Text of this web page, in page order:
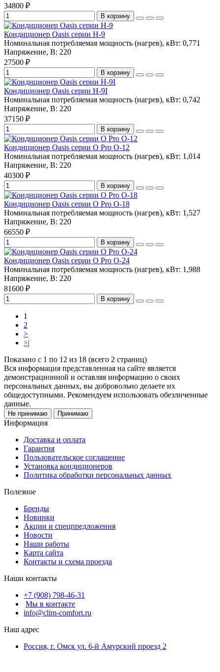
34800 ₽
В корзину
Кондиционер Oasis серии H-9
Номинальная потребляемая мощность (нагрев), кВт: 0,771
Напряжение, В: 220
27500 ₽
В корзину
Кондиционер Oasis серии H-9I
Номинальная потребляемая мощность (нагрев), кВт: 0,742
Напряжение, В: 220
37150 ₽
В корзину
Кондиционер Oasis серии O Pro O-12
Номинальная потребляемая мощность (нагрев), кВт: 1,014
Напряжение, В: 220
40300 ₽
В корзину
Кондиционер Oasis серии O Pro O-18
Номинальная потребляемая мощность (нагрев), кВт: 1,527
Напряжение, В: 220
66550 ₽
В корзину
Кондиционер Oasis серии O Pro O-24
Номинальная потребляемая мощность (нагрев), кВт: 1,988
Напряжение, В: 220
81600 ₽
В корзину
1
2
>
>|
Показано с 1 по 12 из 18 (всего 2 страниц)
Вся информация представленная на сайте является
демонстрационной и оставляя информацию о своих
персональных данных, вы добровольно делаете их
общедоступными. Рекомендуем использовать обезличенные
данные.
Не принимаю Принимаю
Информация
Доставка и оплата
Гарантия
Пользовательское соглашение
Установка кондиционеров
Политика обработки персональных данных
Полезное
Бренды
Новинки
Акции и спецпредложения
Новости
Наши работы
Карта сайта
Контакты и схема проезда
Наши контакты
+7 (908) 798-46-31
Мы в контакте
info@clim-comfort.ru
Наш адрес
Россия, г. Омск ул. 6-й Амурский проезд 2